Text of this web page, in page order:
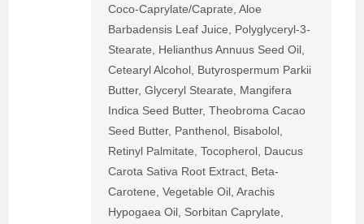
Coco-Caprylate/Caprate, Aloe
Barbadensis Leaf Juice, Polyglyceryl-3-
Stearate, Helianthus Annuus Seed Oil,
Cetearyl Alcohol, Butyrospermum Parkii
Butter, Glyceryl Stearate, Mangifera
Indica Seed Butter, Theobroma Cacao
Seed Butter, Panthenol, Bisabolol,
Retinyl Palmitate, Tocopherol, Daucus
Carota Sativa Root Extract, Beta-
Carotene, Vegetable Oil, Arachis
Hypogaea Oil, Sorbitan Caprylate,